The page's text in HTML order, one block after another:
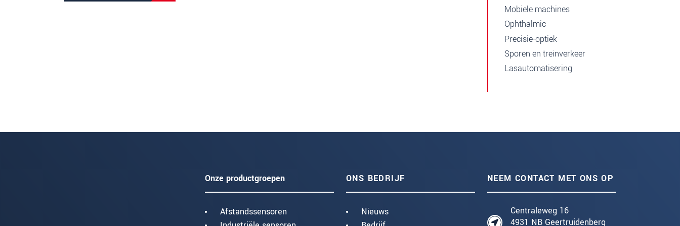
Mobiele machines
Ophthalmic
Precisie-optiek
Sporen en treinverkeer
Lasautomatisering
Onze productgroepen
Afstandssensoren
ONS BEDRIJF
Nieuws
NEEM CONTACT MET ONS OP
Centraleweg 16
4931 NB Geertruidenberg